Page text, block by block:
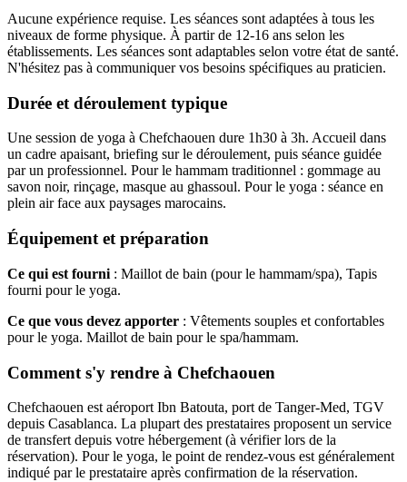
Aucune expérience requise. Les séances sont adaptées à tous les
niveaux de forme physique. À partir de 12-16 ans selon les
établissements. Les séances sont adaptables selon votre état de santé.
N'hésitez pas à communiquer vos besoins spécifiques au praticien.
Durée et déroulement typique
Une session de yoga à Chefchaouen dure 1h30 à 3h. Accueil dans
un cadre apaisant, briefing sur le déroulement, puis séance guidée
par un professionnel. Pour le hammam traditionnel : gommage au
savon noir, rinçage, masque au ghassoul. Pour le yoga : séance en
plein air face aux paysages marocains.
Équipement et préparation
Ce qui est fourni : Maillot de bain (pour le hammam/spa), Tapis
fourni pour le yoga.
Ce que vous devez apporter : Vêtements souples et confortables
pour le yoga. Maillot de bain pour le spa/hammam.
Comment s'y rendre à Chefchaouen
Chefchaouen est aéroport Ibn Batouta, port de Tanger-Med, TGV
depuis Casablanca. La plupart des prestataires proposent un service
de transfert depuis votre hébergement (à vérifier lors de la
réservation). Pour le yoga, le point de rendez-vous est généralement
indiqué par le prestataire après confirmation de la réservation.